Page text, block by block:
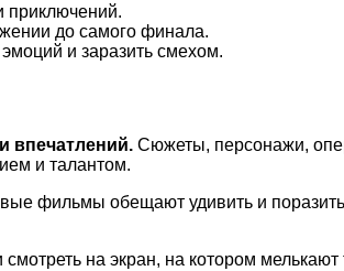
приключений.
до самого финала.
и заразить смехом.
впечатлений. Сюжеты, персонажи,
и талантом.
фильмы обещают удивить и
на экран, на котором